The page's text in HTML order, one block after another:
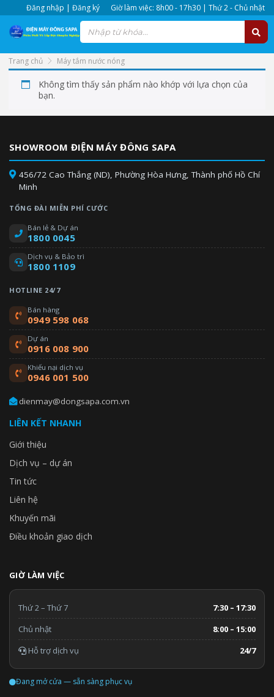
Đăng nhập | Đăng ký Giờ làm việc: 8h00 - 17h30 | Thứ 2 - Chủ nhật
Trang chủ Máy tắm nước nóng
Mua máy tắm nước nóng giá rẻ, đổi trả trong 30 ngày khi có lỗi.
Máy tắm nước nóng bao giá toàn kênh siêu thị Miền Nam, giá
bao trọn gói.
Không tìm thấy sản phẩm nào khớp với lựa chọn của
bạn.
SHOWROOM ĐIỆN MÁY ĐÔNG SAPA
456/72 Cao Thắng (ND), Phường Hòa Hưng, Thành phố Hồ Chí
Minh
TỔNG ĐÀI MIỄN PHÍ CƯỚC
Bán lẻ & Dự án
1800 0045
Dịch vụ & Bảo trì
1800 1109
HOTLINE 24/7
Bán hàng
0949 598 068
Dự án
0916 008 900
Khiếu nại dịch vụ
0946 001 500
dienmay@dongsapa.com.vn
LIÊN KẾT NHANH
Giới thiệu
Dịch vụ – dự án
Tin tức
Liên hệ
Khuyến mãi
Điều khoản giao dịch
GIỜ LÀM VIỆC
Thứ 2 – Thứ 7
7:30 – 17:30
Chủ nhật
8:00 – 15:00
Hỗ trợ dịch vụ
24/7
Đang mở cửa — sẵn sàng phục vụ